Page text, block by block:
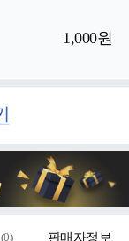
1,000원
(0) 판매자정보